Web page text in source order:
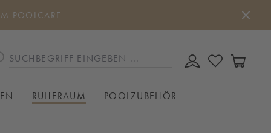
POOLCARE
DU HAST 0
RUHERAUM
POOLZUBEHÖR